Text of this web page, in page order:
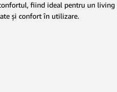
fiind ideal pentru un
și confort în utilizare.